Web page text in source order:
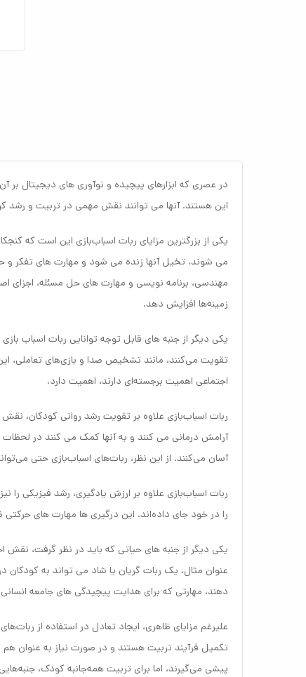
در عصری که ابزارهای پیچیده و نوآوری های دیجیتال بر
این هستند. آنها می توانند نقش مهمی در تربیت و رشد
یکی از بزرگترین مزایای ربات‌ اسباب‌بازی این است که
می شوند، تخیل آنها زنده می شود و مهارت های تفکر و
زمینه‌ها افزایش دهد.
یکی دیگر از جنبه های قابل توجه توانایی ربات اسباب
تقویت می‌کنند، مانند تشخیص صدا و بازی‌های تعاملی،
اجتماعی اهمیت برجسته‌ای دارند، اهمیت دارد.
ربات‌ اسباب‌بازی علاوه بر تقویت رشد روانی کودکان، نقش
آرامش درمانی می کنند و به آنها کمک می کنند در لحظات
آسان می‌کنند. از این نظر، ربات‌های اسباب‌بازی حتی
ربات‌ اسباب‌بازی علاوه بر ارزش یادگیری، رشد فیزیکی
را در خود جای داده‌اند. این درگیری ها مهارت های
یکی دیگر از جنبه های حیاتی که باید در نظر گرفت،
عنوان مثال، یک ربات گریان یا شاد می تواند به
دهند، مهارتی که برای هدایت پیچیدگی های جامعه
علیرغم مزایای ظاهری، ایجاد تعادل در استفاده از
تکمیل فرآیند تربیت هستند و در صورت نیاز به عنوان
پیشی می‌گیرند، اما برای تربیت همه‌جانبه کودک،